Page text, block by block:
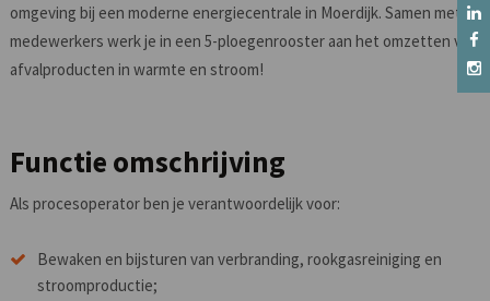
omgeving bij een moderne energiecentrale in Moerdijk. Samen met 80
medewerkers werk je in een 5-ploegenrooster aan het omzetten van
afvalproducten in warmte en stroom!
Functie omschrijving
Als procesoperator ben je verantwoordelijk voor:
Bewaken en bijsturen van verbranding, rookgasreiniging en
stroomproductie;